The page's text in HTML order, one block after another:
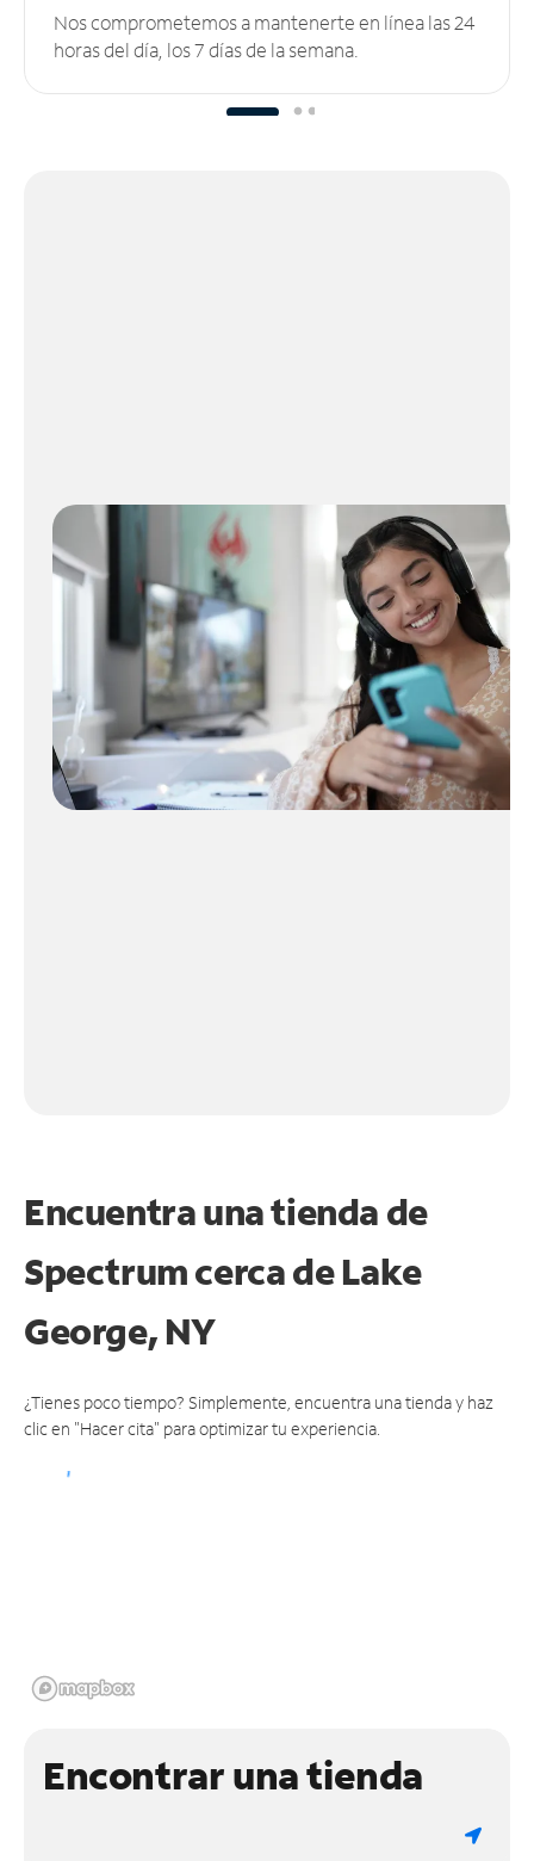
Nos comprometemos a mantenerte en línea las 24
horas del día, los 7 días de la semana.
Encuentra una tienda de
Spectrumcerca de Lake
George, NY
¿Tienes poco tiempo? Simplemente, encuentra una tienda y haz
clic en "Hacer cita" para optimizar tu experiencia.
Encontrar una tienda